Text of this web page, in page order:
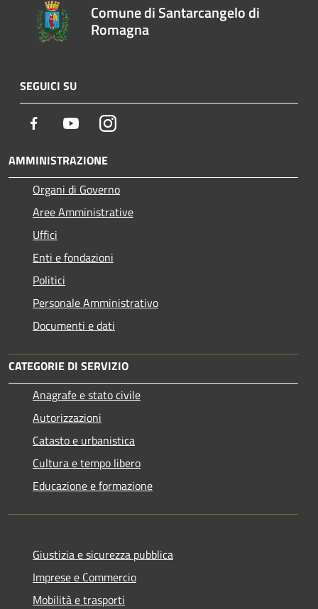
Comune di Santarcangelo di
Romagna
SEGUICI SU
Facebook YoutubeInstagram
AMMINISTRAZIONE
Organi di Governo
Aree Amministrative
Uffici
Enti e fondazioni
Politici
Personale Amministrativo
Documenti e dati
CATEGORIE DI SERVIZIO
Anagrafe e stato civile
Autorizzazioni
Catasto e urbanistica
Cultura e tempo libero
Educazione e formazione
Giustizia e sicurezza pubblica
Imprese e Commercio
Mobilità e trasporti